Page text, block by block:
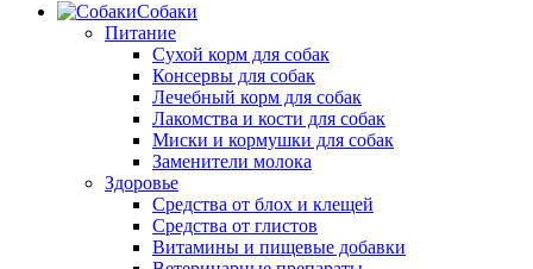
Собаки
Питание
Сухой корм для собак
Консервы для собак
Лечебный корм для собак
Лакомства и кости для собак
Миски и кормушки для собак
Заменители молока
Здоровье
Средства от блох и клещей
Средства от глистов
Витамины и пищевые добавки